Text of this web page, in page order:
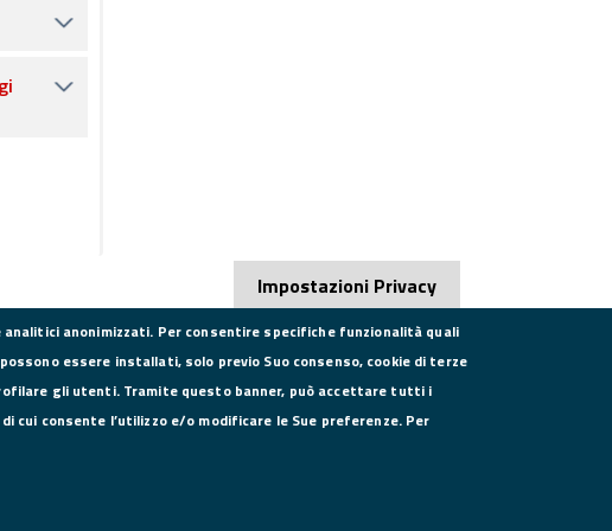
DATI PER LA FATTURAZIONE
Impostazioni Privacy
anonimizzati. Per consentire specifiche funzionalità quali
essere installati, solo previo Suo consenso, cookie di terze
gli utenti. Tramite questo banner, può accettare tutti i
cui consente l’utilizzo e/o modificare le Sue preferenze. Per